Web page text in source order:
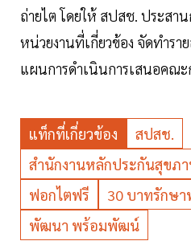
ถ่ายไต โดยให้ สปสช. ประสา
หน่วยงานที่เกี่ยวข้อง จัดทำรา
แผนการดำเนินการเสนอคณ
แท็กที่เกี่ยวข้อง
สปสช.
สำนักงานหลักประกันสุขภ
ฟอกไตฟรี
30 บาทรักษ
พัฒนา พร้อมพัฒน์